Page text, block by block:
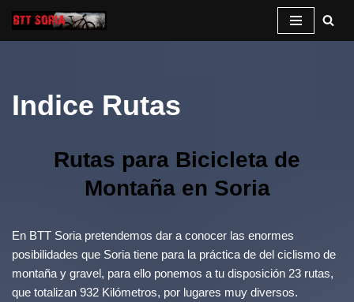
Saltar
Indice Rutas
Rutas para Bicicleta de
Montaña en Soria
En BTT Soria pretendemos dar a conocer las enormes
posibilidades que Soria tiene para la práctica de del ciclismo de
montaña y gravel, para ello ponemos a tu disposición 23 rutas,
que totalizan 932 Kilómetros, por lugares muy diversos.